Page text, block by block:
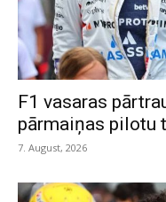
F1 vasaras
pārmaiņas pilotu
7. August, 2026